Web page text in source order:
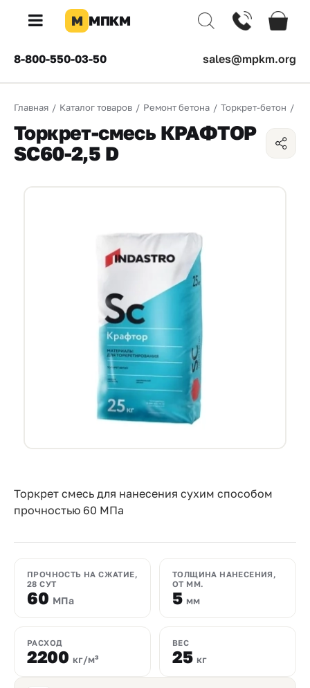
×
КОМПАНИЯ
О
компании
Проектировщикам
Калькуляторы
800
550-
03-
50
sales@mpkm.org
М МПКМ
8-800-550-03-50 sales@mpkm.org
Главная / Каталог товаров / Ремонт бетона / Торкрет-бетон /
Торкрет-смесь КРАФТОР
SC60-2,5 D
Торкрет смесь для нанесения сухим способом
прочностью 60 МПа
ПРОЧНОСТЬ НА СЖАТИЕ,
28 СУТ
60 МПа
ТОЛЩИНА НАНЕСЕНИЯ,
ОТ ММ.
5 мм
РАСХОД
2200 кг/м³
ВЕС
25 кг